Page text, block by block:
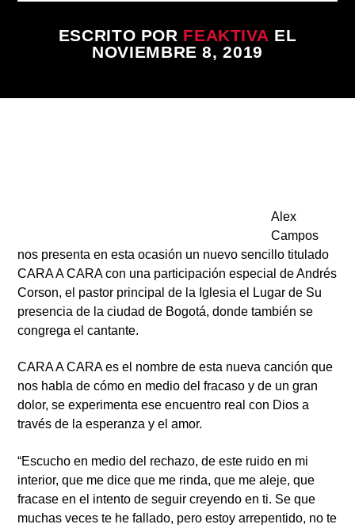
ARTISTAESCRITO POR FEAKTIVA EL
NOVIEMBRE 8, 2019
Alex
Campos
nos presenta en esta ocasión un nuevo sencillo titulado
CARA A CARA con una participación especial de Andrés
Corson, el pastor principal de la Iglesia el Lugar de Su
presencia de la ciudad de Bogotá, donde también se
congrega el cantante.
CARA A CARA es el nombre de esta nueva canción que
nos habla de cómo en medio del fracaso y de un gran
dolor, se experimenta ese encuentro real con Dios a
través de la esperanza y el amor.
“Escucho en medio del rechazo, de este ruido en mi
interior, que me dice que me rinda, que me aleje, que
fracase en el intento de seguir creyendo en ti. Se que
muchas veces te he fallado, pero estoy arrepentido, no te